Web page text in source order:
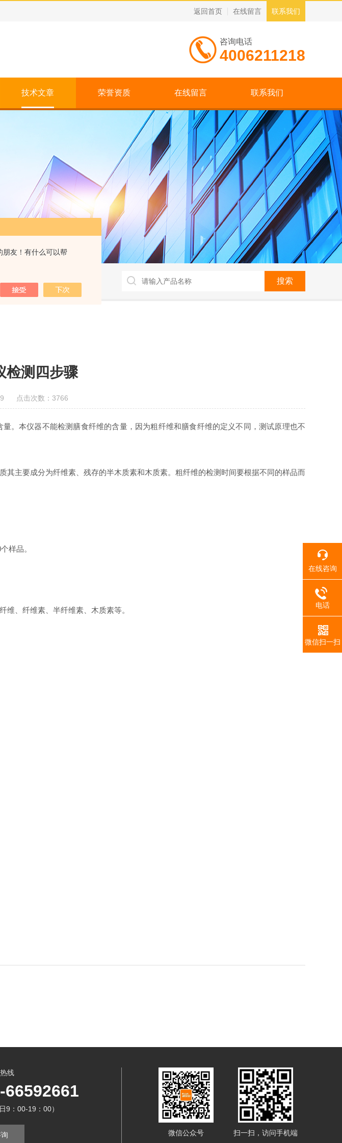
朋友！有什么可以帮
返回首页 在线留言 联系我们
咨询电话
4006211218
技术文章 荣誉资质 在线留言 联系我们
检测四步骤
点击次数：3766
本仪器不能检测膳食纤维的含量，因为粗纤维和膳食纤维的定义不同，测试原理也不
主要成分为纤维素、残存的半木质素和木质素。粗纤维的检测时间要根据不同的样品而
样品。
、纤维素、半纤维素、木质素等。
线
66592661
9：00-19：00）
微信公众号 扫一扫，访问手机端
在线咨询
电话
微信扫一扫